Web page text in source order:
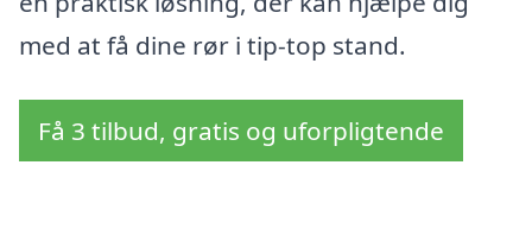
med at få dine rør i tip-top stand.
Få 3 tilbud, gratis og uforpligtende